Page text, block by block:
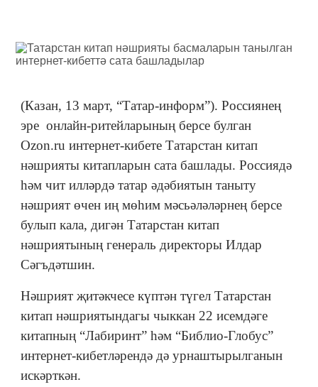
(Казан, 13 март, “Татар-информ”). Россиянең
эре онлайн-ритейларының берсе булган
Оzon.ru интернет-кибете Татарстан китап
нәшрияты китапларын сата башлады. Россиядә
һәм чит илләрдә татар әдәбиятын таныту
нәшрият өчен иң мөһим мәсьәләләрнең берсе
булып кала, дигән Татарстан китап
нәшриятының генераль директоры Илдар
Сәгъдәтшин.
Нәшрият җитәкчесе күптән түгел Татарстан
китап нәшриятындагы чыккан 22 исемдәге
китапның “Лабиринт” һәм “Библио-Глобус”
интернет-кибетләрендә дә урнаштырылганын
искәрткән.